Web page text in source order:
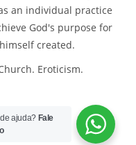
an individual practice
God's purpose for
created.
Eroticism.
ajuda? Fale